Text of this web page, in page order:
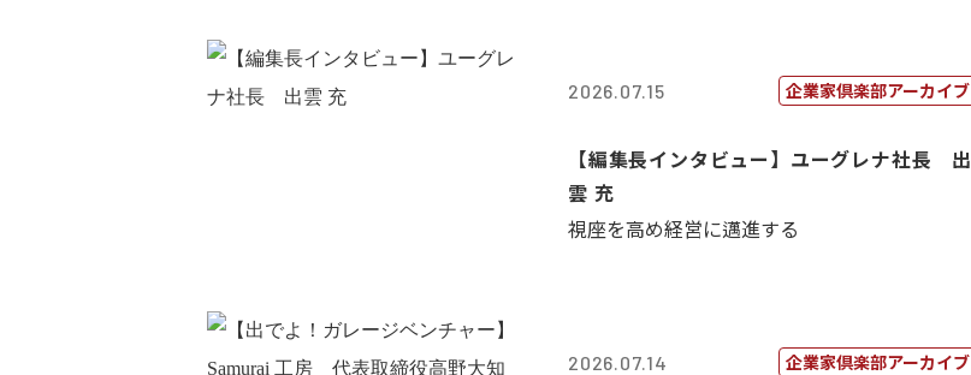
2026.07.15 企業家倶楽部アーカイブ
【編集長インタビュー】ユーグレナ社長 出
雲 充
視座を高め経営に邁進する
2026.07.14 企業家倶楽部アーカイブ